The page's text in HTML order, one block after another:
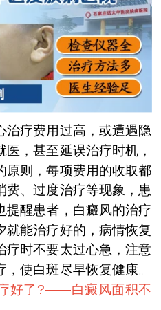
疗费用过高，或遭遇隐
，甚至延误治疗时机，
原则，每项费用的收取都
费、过度治疗等现象，患
提醒患者，白癜风的治疗
就能治疗好的，病情恢复
疗时不要太过心急，注意
使白斑尽早恢复健康。
疗好了?——白癜风面积不